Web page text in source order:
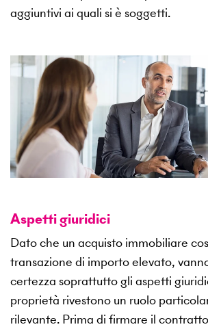
aggiuntivi ai quali si è soggetti.
Aspetti giuridici
Dato che un acquisto immobiliare
transazione di importo elevato,
certezza soprattutto gli aspetti
proprietà rivestono un ruolo
rilevante. Prima di firmare il